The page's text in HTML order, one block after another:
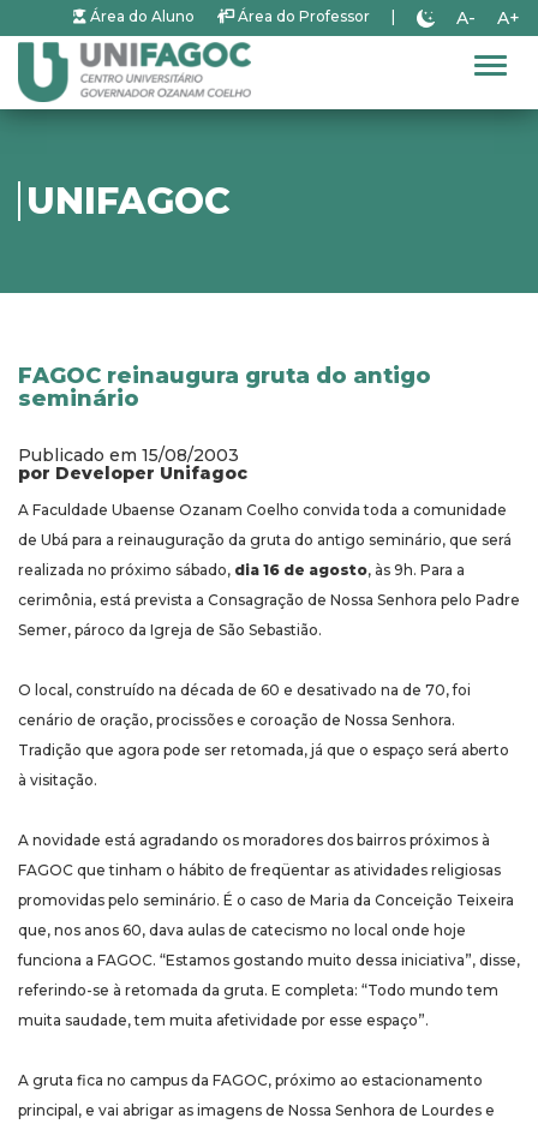
Área do Aluno Área do Professor A- A+
UNIFAGOC
FAGOC reinaugura gruta do antigo
seminário
Publicado em 15/08/2003
por Developer Unifagoc
A Faculdade Ubaense Ozanam Coelho convida toda a comunidade
de Ubá para a reinauguração da gruta do antigo seminário, que será
realizada no próximo sábado, dia 16 de agosto, às 9h. Para a
cerimônia, está prevista a Consagração de Nossa Senhora pelo Padre
Semer, pároco da Igreja de São Sebastião.
O local, construído na década de 60 e desativado na de 70, foi
cenário de oração, procissões e coroação de Nossa Senhora.
Tradição que agora pode ser retomada, já que o espaço será aberto
à visitação.
A novidade está agradando os moradores dos bairros próximos à
FAGOC que tinham o hábito de freqüentar as atividades religiosas
promovidas pelo seminário. É o caso de Maria da Conceição Teixeira
que, nos anos 60, dava aulas de catecismo no local onde hoje
funciona a FAGOC. “Estamos gostando muito dessa iniciativa”, disse,
referindo-se à retomada da gruta. E completa: “Todo mundo tem
muita saudade, tem muita afetividade por esse espaço”.
A gruta fica no campus da FAGOC, próximo ao estacionamento
principal, e vai abrigar as imagens de Nossa Senhora de Lourdes e